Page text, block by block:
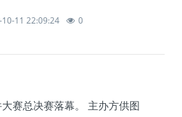
11 22:09:24 0
赛总决赛落幕。 主办方供图